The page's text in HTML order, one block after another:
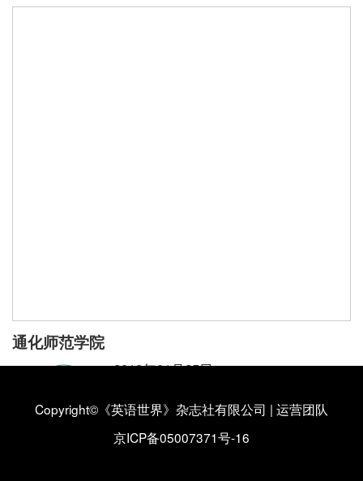
通化师范学院
2019年01月25日
通化师范学院外国语学院简介 【详情】
Copyright©《英语世界》杂志社有限公司 | 运营团队
京ICP备05007371号-16